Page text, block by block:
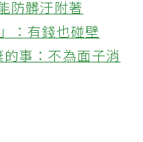
防髒汙附著
：有錢也碰壁
事：不為面子消